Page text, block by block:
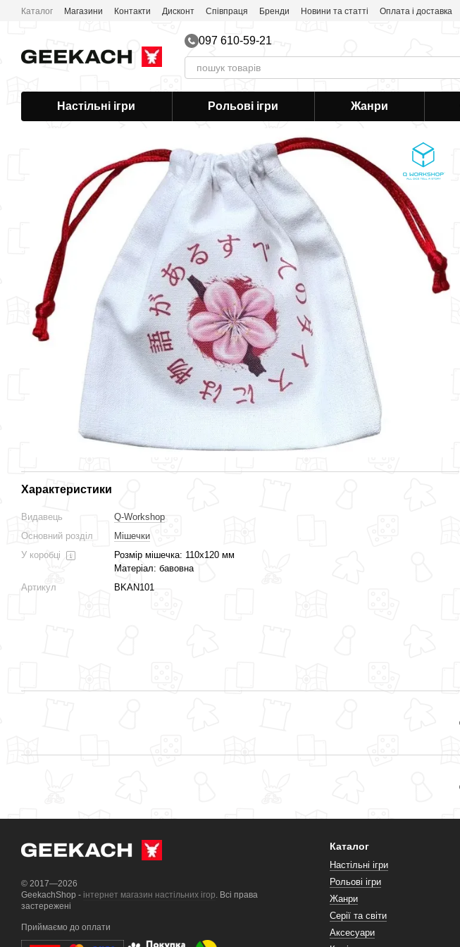
Перейти до основного контенту
Каталог Магазини Контакти Дисконт Співпраця Бренди Новини та статті Оплата і доставка
097 610-59-21
Настільні ігри Рольові ігри Жанри
Характеристики
Видавець
Q-Workshop
Основний розділ
Мішечки
У коробці
Розмір мішечка: 110х120 мм
Матеріал: бавовна
Артикул
BKAN101
© 2017—2026
GeekachShop - інтернет магазин настільних ігор. Всі права
застережені
Приймаємо до оплати
Каталог
Настільні ігри
Рольові ігри
Жанри
Серії та світи
Аксесуари